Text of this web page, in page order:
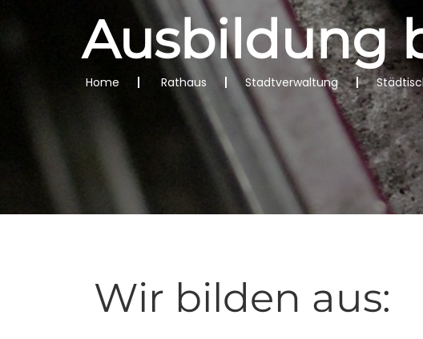
Ausbildung
Home Rathaus Stadtverwaltung
Wir bilden aus: